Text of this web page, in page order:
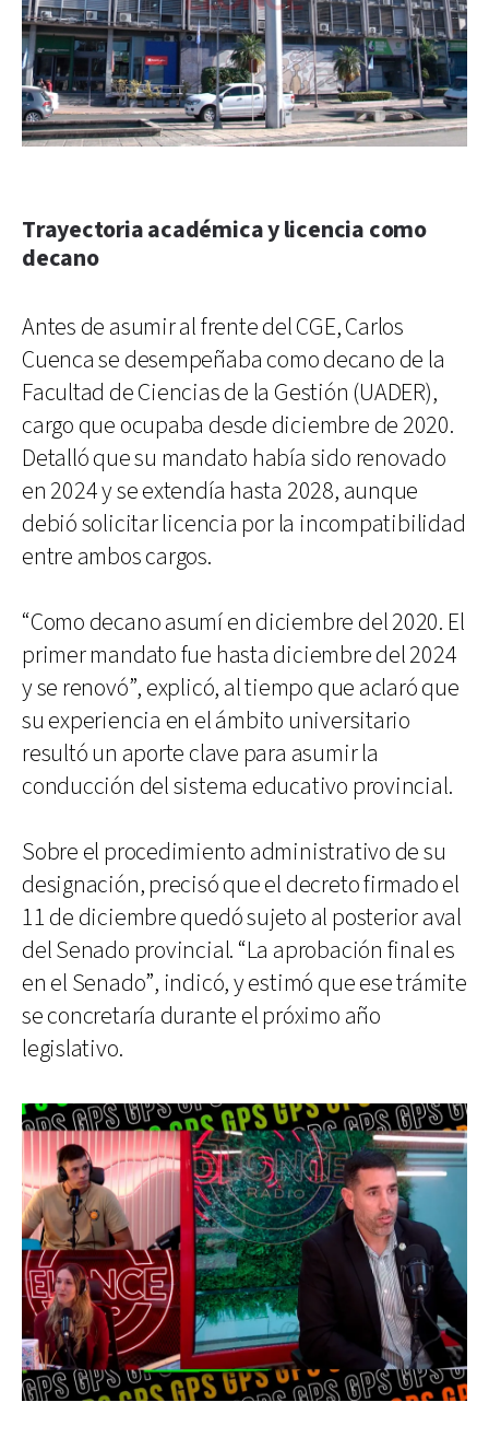
Trayectoria académica y licencia como
decano
Antes de asumir al frente del CGE, Carlos
Cuenca se desempeñaba como decano de la
Facultad de Ciencias de la Gestión (UADER),
cargo que ocupaba desde diciembre de 2020.
Detalló que su mandato había sido renovado
en 2024 y se extendía hasta 2028, aunque
debió solicitar licencia por la incompatibilidad
entre ambos cargos.
“Como decano asumí en diciembre del 2020. El
primer mandato fue hasta diciembre del 2024
y se renovó”, explicó, al tiempo que aclaró que
su experiencia en el ámbito universitario
resultó un aporte clave para asumir la
conducción del sistema educativo provincial.
Sobre el procedimiento administrativo de su
designación, precisó que el decreto firmado el
11 de diciembre quedó sujeto al posterior aval
del Senado provincial. “La aprobación final es
en el Senado”, indicó, y estimó que ese trámite
se concretaría durante el próximo año
legislativo.